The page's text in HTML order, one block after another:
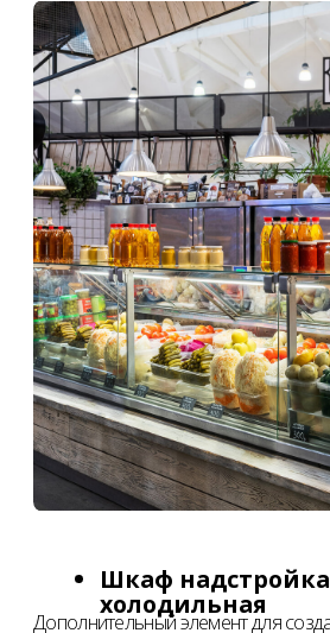
Нажимая на кнопку "Отправить", вы
соглашаетесь cполитикой
конфиденциальности.
Соглашение с политикой
конфиденциальности
ОТПРАВИТЬ